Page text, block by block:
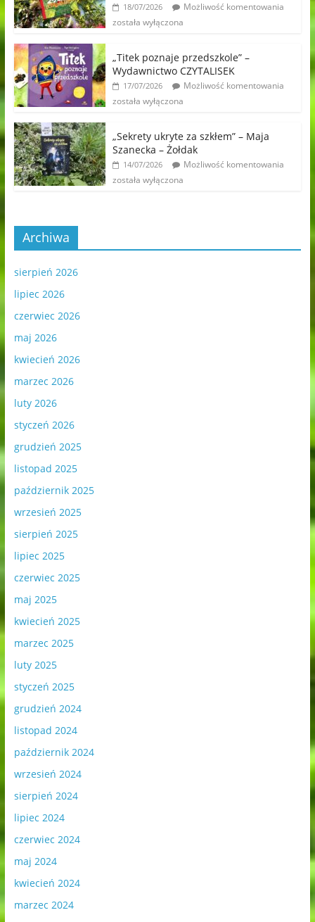
18/07/2026
Możliwość komentowania
została wyłączona
„Titek poznaje przedszkole” –
Wydawnictwo CZYTALISEK
17/07/2026
Możliwość komentowania
została wyłączona
„Sekrety ukryte za szkłem” – Maja
Szanecka – Żołdak
14/07/2026
Możliwość komentowania
została wyłączona
Archiwa
sierpień 2026
lipiec 2026
czerwiec 2026
maj 2026
kwiecień 2026
marzec 2026
luty 2026
styczeń 2026
grudzień 2025
listopad 2025
październik 2025
wrzesień 2025
sierpień 2025
lipiec 2025
czerwiec 2025
maj 2025
kwiecień 2025
marzec 2025
luty 2025
styczeń 2025
grudzień 2024
listopad 2024
październik 2024
wrzesień 2024
sierpień 2024
lipiec 2024
czerwiec 2024
maj 2024
kwiecień 2024
marzec 2024